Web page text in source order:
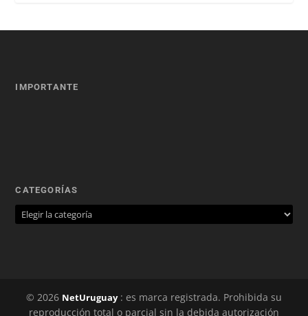
IMPORTANTE
CATEGORÍAS
© 2026 NetUruguay: es marca registrada. Prohibida su
reproducción total o parcial sin la debida autorización